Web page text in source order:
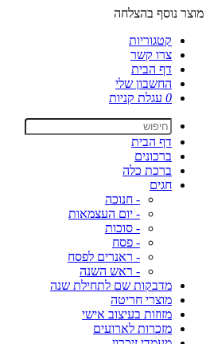
מוצר נוסף בהצלחה
קטגוריות
צרו קשר
דף הבית
החשבון שלי
0 עגלת קניות
דף הבית
ברכונים
ברכת כלה
חגים
- חנוכה
- יום העצמאות
- סוכות
- פסח
- ראנרים לפסח
- ראש השנה
מדבקות שם לתחילת שנה
מוצרי חריטה
מזוזות בעיצוב אישי
מזכרות לארועים